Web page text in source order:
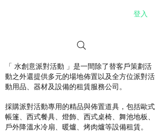
登入
「 水創意派對活動 」是一間除了替客戶策劃活
動之外還提供多元的場地佈置以及全方位派對活
動用品、器材及設備的租賃服務公司。
採購派對活動專用的精品與佈置道具，包括歐式
帳篷、西式餐具、燈飾、西式桌椅、舞池地板、
戶外降溫水冷扇、暖爐、烤肉爐等設備租賃。